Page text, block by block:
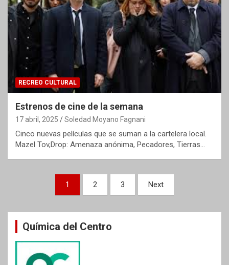
RECREO CULTURAL
Estrenos de cine de la semana
17 abril, 2025 Soledad Moyano Fagnani
Cinco nuevas películas que se suman a la cartelera local.
Mazel Tov,Drop: Amenaza anónima, Pecadores, Tierras…
Paginación
entradas
1 2 3 Next
Química del Centro